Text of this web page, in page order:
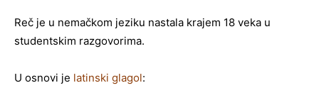
Reč je u nemačkom jeziku nastala krajem 18 veka u
studentskim razgovorima.
U osnovi je latinski glagol: